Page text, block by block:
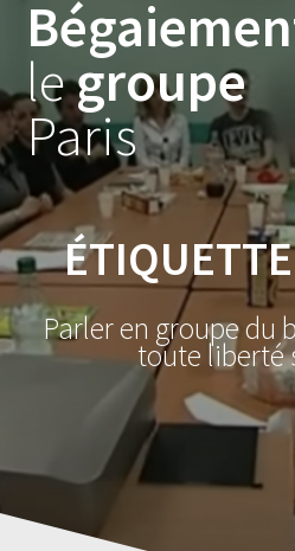
to
legroupe
Paris
Parler en groupe du
toute liberté